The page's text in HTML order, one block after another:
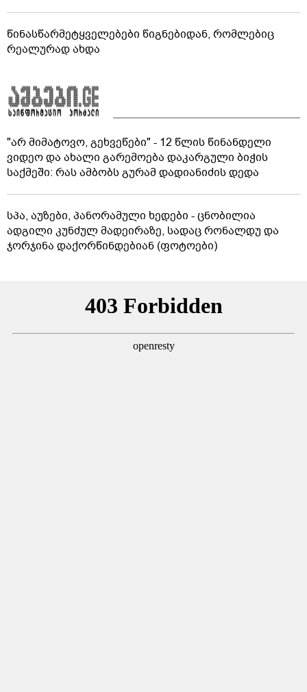
წინასწარმეტყველებები წიგნებიდან, რომლებიც
რეალურად ახდა
"არ მიმატოვო, გეხვეწები" - 12 წლის წინანდელი
ვიდეო და ახალი გარემოება დაკარგული ბიჭის
საქმეში: რას ამბობს გურამ დადიანიძის დედა
სპა, აუზები, პანორამული ხედები - ცნობილია
ადგილი კუნძულ მადეირაზე, სადაც რონალდუ და
ჯორჯინა დაქორწინდებიან (ფოტოები)